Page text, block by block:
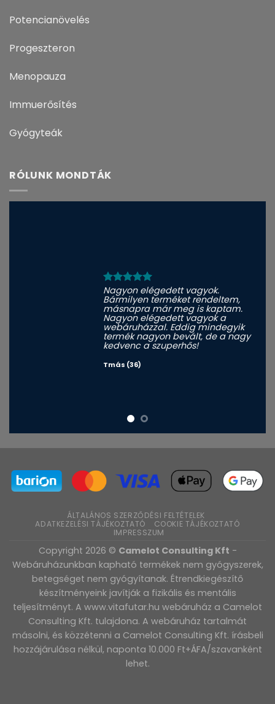
Potencianövelés
Progeszteron
Menopauza
Immuerősítés
Gyógyteák
RÓLUNK MONDTÁK
Nagyon elégedett vagyok.
Bármilyen terméket rendeltem,
másnapra már meg is kaptam.
Nagyon elégedett vagyok a
webáruházzal. Eddig mindegyik
termék nagyon bevált, de a nagy
kedvenc a szuperhős!
Tmás (36)
ÁLTALÁNOS SZERZŐDÉSI FELTÉTELEK
ADATKEZELÉSI TÁJÉKOZTATÓ
COOKIE TÁJÉKOZTATÓ
IMPRESSZUM
Copyright 2026 © Camelot Consulting Kft -
Webáruházunkban kapható termékek nem gyógyszerek,
betegséget nem gyógyítanak. Étrendkiegészítő
készítményeink javítják a fizikális és mentális
teljesítményt. A www.vitafutar.hu webáruház a Camelot
Consulting Kft. tulajdona. A webáruház tartalmát
másolni, és közzétenni a Camelot Consulting Kft. írásbeli
hozzájárulása nélkül, naponta 10.000 Ft+ÁFA/szavanként
lehet.